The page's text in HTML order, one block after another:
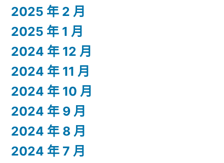
2025 年 2 月
2025 年 1 月
2024 年 12 月
2024 年 11 月
2024 年 10 月
2024 年 9 月
2024 年 8 月
2024 年 7 月